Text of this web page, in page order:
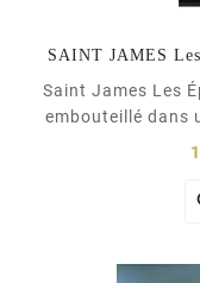
SAINT JAMES
Saint James Les Éphémères
embouteillé dans
de fût à 54,40%.
pendant 15 ans